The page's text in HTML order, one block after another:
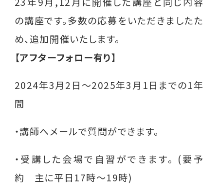
はあとライン
はあと通信
所
はあとリーフレット
就活用スーツレンタル
の講座です。多数の応募をいただきましたた
め、追加開催いたします。
【アフターフォロー有り】
2024年3月2日～2025年3月1日までの1年
間
・講師へメールで質問ができます。
・受講した会場で自習ができます。 (要予
約 主に平日17時～19時)